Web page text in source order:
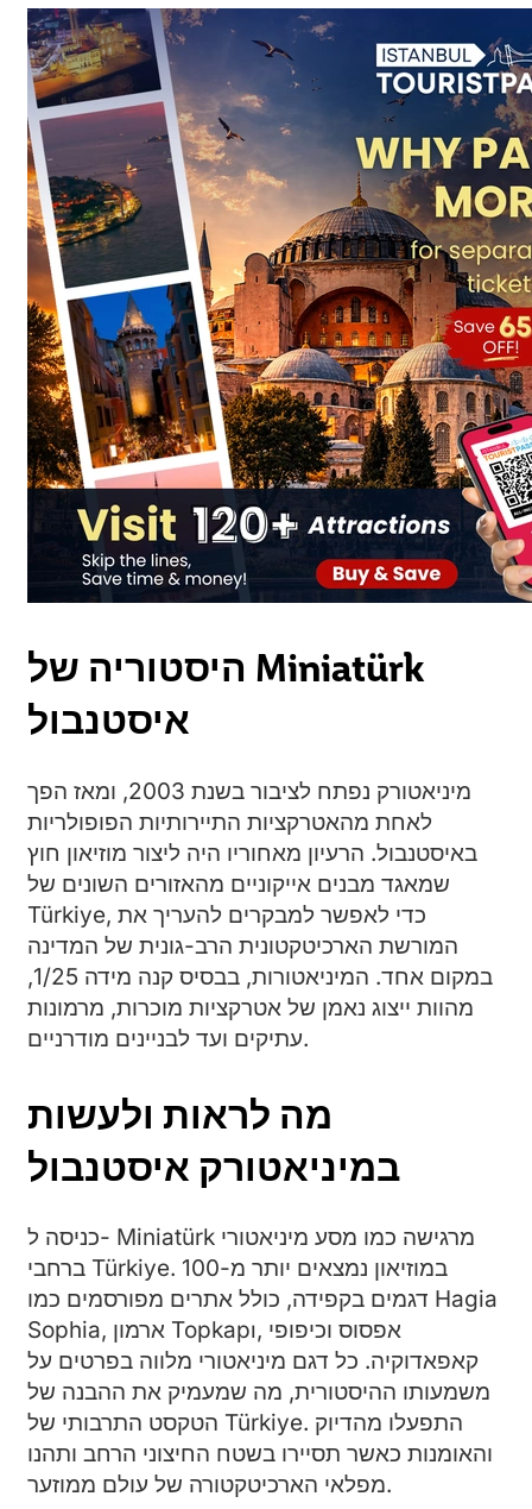
היסטוריה של Miniatürk
איסטנבול
מיניאטורק נפתח לציבור בשנת 2003, ומאז הפך
לאחת מהאטרקציות התיירותיות הפופולריות
באיסטנבול. הרעיון מאחוריו היה ליצור מוזיאון חוץ
שמאגד מבנים אייקוניים מהאזורים השונים של
Türkiye, כדי לאפשר למבקרים להעריך את
המורשת הארכיטקטונית הרב-גונית של המדינה
במקום אחד. המיניאטורות, בבסיס קנה מידה 1/25,
מהוות ייצוג נאמן של אטרקציות מוכרות, מרמונות
עתיקים ועד לבניינים מודרניים.
מה לראות ולעשות
במיניאטורק איסטנבול
כניסה ל- Miniatürk מרגישה כמו מסע מיניאטורי
ברחבי Türkiye. במוזיאון נמצאים יותר מ-100
דגמים בקפידה, כולל אתרים מפורסמים כמו Hagia
Sophia, ארמון Topkapı, אפסוס וכיפופי
קאפאדוקיה. כל דגם מיניאטורי מלווה בפרטים על
משמעותו ההיסטורית, מה שמעמיק את ההבנה של
הטקסט התרבותי של Türkiye. התפעלו מהדיוק
והאומנות כאשר תסיירו בשטח החיצוני הרחב ותהנו
מפלאי הארכיטקטורה של עולם ממוזער.